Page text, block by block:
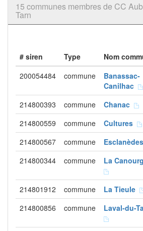
15 communes membres de CC
Tarn
# siren Type Nom
200054484
commune
Banassac-
Canilhac
214800393 commune Chanac
214800559
commune Cultures
214800567
commune Esclanèdes
214800344
commune La
214801912 commune La Tieule
214800856
commune Laval-du-